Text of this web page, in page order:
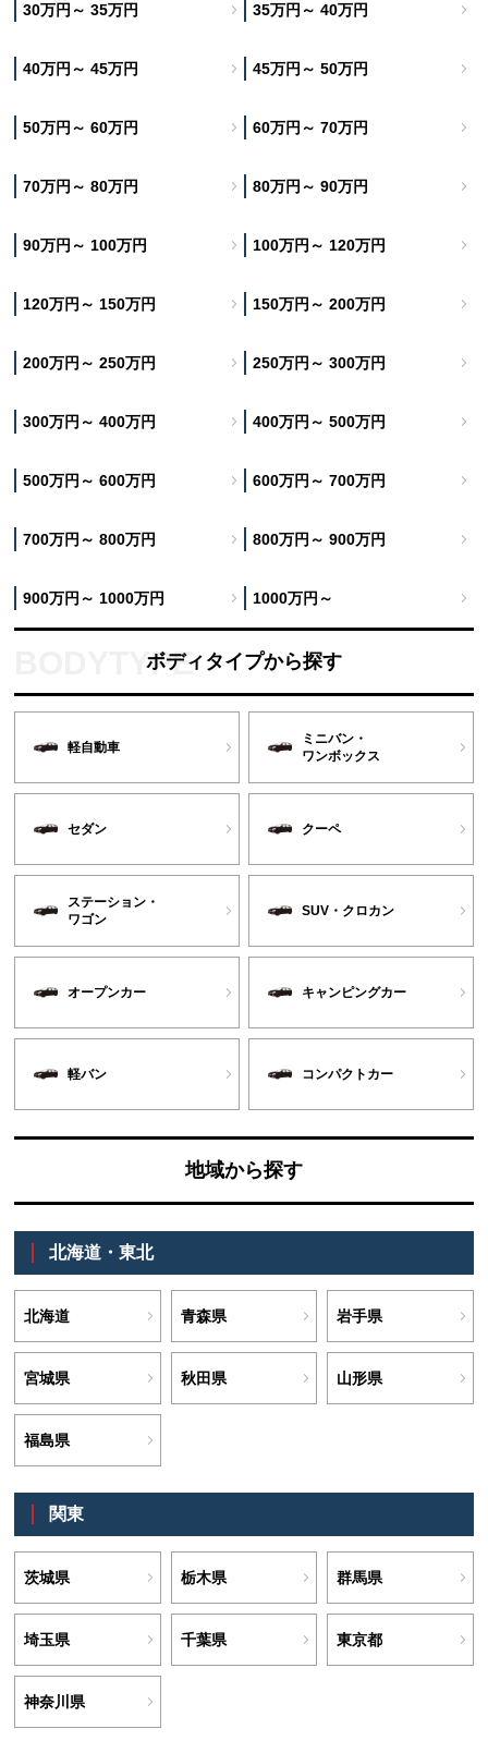
30万円～ 35万円 35万円～ 40万円
40万円～ 45万円 45万円～ 50万円
50万円～ 60万円 60万円～ 70万円
70万円～ 80万円 80万円～ 90万円
90万円～ 100万円 100万円～ 120万円
120万円～ 150万円 150万円～ 200万円
200万円～ 250万円 250万円～ 300万円
300万円～ 400万円 400万円～ 500万円
500万円～ 600万円 600万円～ 700万円
700万円～ 800万円 800万円～ 900万円
900万円～ 1000万円 1000万円～
ボディタイプから探す
軽自動車
ミニバン・
ワンボックス
セダン クーペ
ステーション・
ワゴン
SUV・クロカン
オープンカー キャンピングカー
軽バン コンパクトカー
地域から探す
北海道・東北
北海道 青森県 岩手県
宮城県 秋田県 山形県
福島県
関東
茨城県 栃木県 群馬県
埼玉県 千葉県 東京都
神奈川県